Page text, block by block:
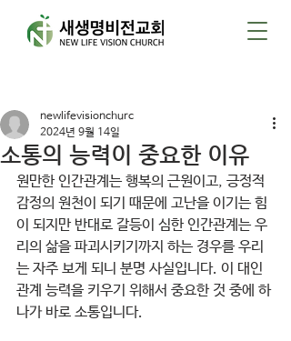
소통의 능력이 중요한 이유
newlifevisionchurc
2024년 9월 14일
원만한 인간관계는 행복의 근원이고, 긍정적
감정의 원천이 되기 때문에 고난을 이기는 힘
이 되지만 반대로 갈등이 심한 인간관계는 우
리의 삶을 파괴시키기까지 하는 경우를 우리
는 자주 보게 되니 분명 사실입니다. 이 대인
관계 능력을 키우기 위해서 중요한 것 중에 하
나가 바로 소통입니다.